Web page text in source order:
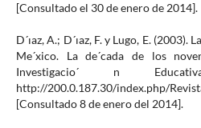
[Consultado el 30 de enero de 2014].
D´ıaz, A.; D´ıaz, F. y Lugo, E.
Me´xico. La de´cada de los
Investigacio´ n
http://200.0.187.30/index.php/
[Consultado 8 de enero del 2014].